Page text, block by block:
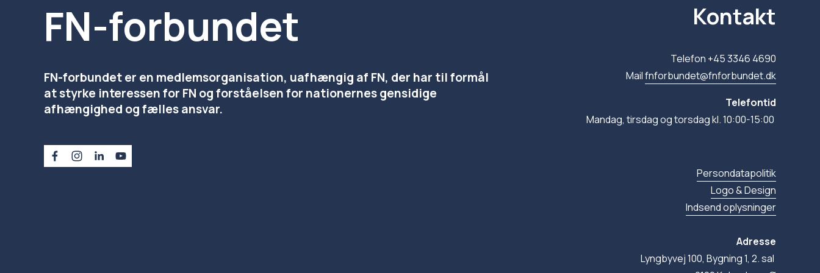
FN-forbundet
FN-forbundet er en medlemsorganisation, uafhængig af FN, der har til formål
at styrke interessen for FN og forståelsen for nationernes gensidige
afhængighed og fælles ansvar.
Kontakt
Telefon +45 3346 4690
Mail fnforbundet@fnforbundet.dk
Telefontid
Mandag, tirsdag og torsdag kl. 10:00-15:00
Persondatapolitik
Logo & Design
Indsend oplysninger
Adresse
Lyngbyvej 100, Bygning 1, 2. sal